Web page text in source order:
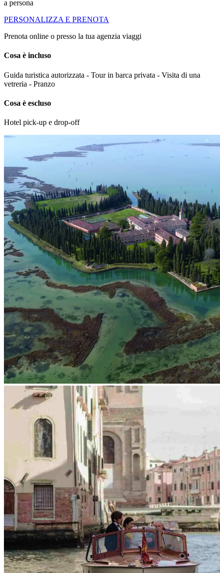
a persona
PERSONALIZZA E PRENOTA
Prenota online o presso la tua agenzia viaggi
Cosa è incluso
Guida turistica autorizzata - Tour in barca privata - Visita di una
vetreria - Pranzo
Cosa è escluso
Hotel pick-up e drop-off